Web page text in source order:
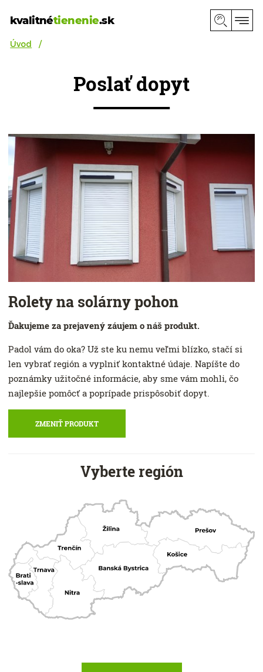
kvalitnétienenie.sk
Úvod
Poslať dopyt
Rolety na solárny pohon
Ďakujeme za prejavený záujem o náš produkt.
Padol vám do oka? Už ste ku nemu veľmi blízko, stačí si
len vybrať región a vyplniť kontaktné údaje. Napíšte do
poznámky užitočné informácie, aby sme vám mohli, čo
najlepšie pomôcť a poprípade prispôsobiť dopyt.
ZMENIŤ PRODUKT
Vyberte región